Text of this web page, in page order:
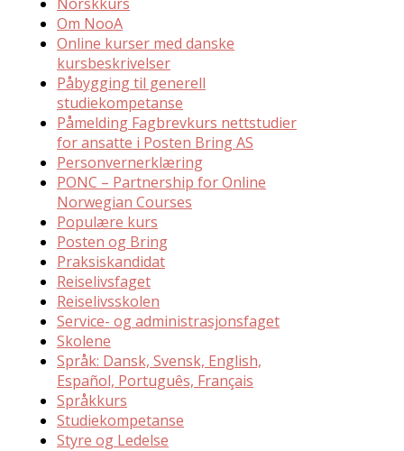
Om NooA
Online kurser med danske
kursbeskrivelser
Påbygging til generell
studiekompetanse
Påmelding Fagbrevkurs nettstudier
for ansatte i Posten Bring AS
Personvernerklæring
PONC – Partnership for Online
Norwegian Courses
Populære kurs
Posten og Bring
Praksiskandidat
Reiselivsfaget
Reiselivsskolen
Service- og administrasjonsfaget
Skolene
Språk: Dansk, Svensk, English,
Español, Português, Français
Språkkurs
Studiekompetanse
Styre og Ledelse